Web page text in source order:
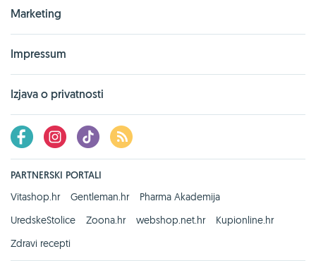
Marketing
Impressum
Izjava o privatnosti
PARTNERSKI PORTALI
Vitashop.hr
Gentleman.hr
Pharma Akademija
UredskeStolice
Zoona.hr webshop.net.hr
Kupionline.hr
Zdravi recepti